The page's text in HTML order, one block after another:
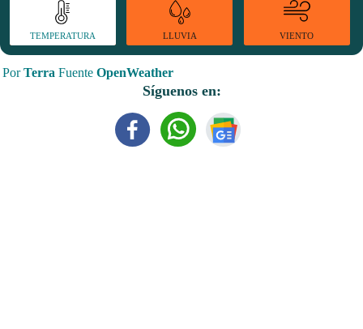
TEMPERATURA LLUVIA VIENTO
PorTerra Fuente OpenWeather
Síguenos en: